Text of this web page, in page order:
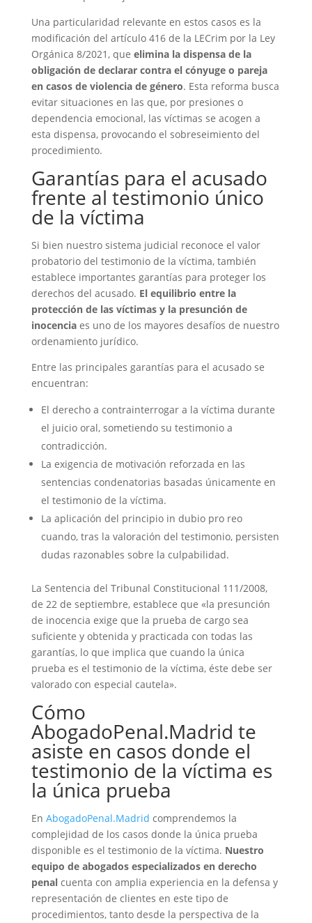
Una particularidad relevante en estos casos es la
modificación del artículo 416 de la LECrim por la Ley
Orgánica 8/2021, que elimina la dispensa de la
obligación de declarar contra el cónyuge o pareja
en casos de violencia de género. Esta reforma busca
evitar situaciones en las que, por presiones o
dependencia emocional, las víctimas se acogen a
esta dispensa, provocando el sobreseimiento del
procedimiento.
Garantías para el acusado
frente al testimonio único
de la víctima
Si bien nuestro sistema judicial reconoce el valor
probatorio del testimonio de la víctima, también
establece importantes garantías para proteger los
derechos del acusado. El equilibrio entre la
protección de las víctimas y la presunción de
inocenciaes uno de los mayores desafíos de nuestro
ordenamiento jurídico.
Entre las principales garantías para el acusado se
encuentran:
El derecho a contrainterrogar a la víctima durante
el juicio oral, sometiendo su testimonio a
contradicción.
La exigencia de motivación reforzada en las
sentencias condenatorias basadas únicamente en
el testimonio de la víctima.
La aplicación del principio in dubio pro reo
cuando, tras la valoración del testimonio, persisten
dudas razonables sobre la culpabilidad.
La Sentencia del Tribunal Constitucional 111/2008,
de 22 de septiembre, establece que «la presunción
de inocencia exige que la prueba de cargo sea
suficiente y obtenida y practicada con todas las
garantías, lo que implica que cuando la única
prueba es el testimonio de la víctima, éste debe ser
valorado con especial cautela».
Cómo
AbogadoPenal.Madrid te
asiste en casos donde el
testimonio de la víctima es
la única prueba
En AbogadoPenal.Madrid comprendemos la
complejidad de los casos donde la única prueba
disponible es el testimonio de la víctima. Nuestro
equipo de abogados especializados en derecho
penalcuenta con amplia experiencia en la defensa y
representación de clientes en este tipo de
procedimientos, tanto desde la perspectiva de la